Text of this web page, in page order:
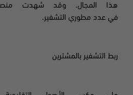
هذا المجال. وقد شهدت منصة
في عدد مطوري التشفير.
ربط التشفير بالمشترين